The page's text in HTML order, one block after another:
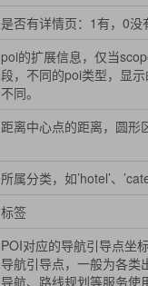
是否有详情页：1有，0没
poi的扩展信息，仅当
段，不同的poi类型，显
不同。
距离中心点的距离，圆形
所属分类，如’hotel’、
标签
POI对应的导航引导点坐
导航引导点，一般为各类
导航、路线规划等服务使